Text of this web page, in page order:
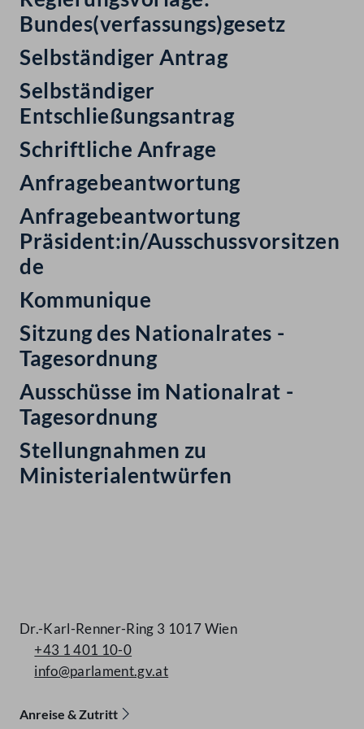
Bundes(verfassungs)gesetz
Selbständiger Antrag
Selbständiger
Entschließungsantrag
Schriftliche Anfrage
Anfragebeantwortung
Anfragebeantwortung
Präsident:in/Ausschussvorsitzen
de
Kommunique
Sitzung des Nationalrates -
Tagesordnung
Ausschüsse im Nationalrat -
Tagesordnung
Stellungnahmen zu
Ministerialentwürfen
Dr.-Karl-Renner-Ring 3 1017 Wien
+43 1 401 10-0
info@parlament.gv.at
Anreise & Zutritt